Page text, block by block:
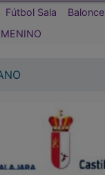
Fútbol Sala